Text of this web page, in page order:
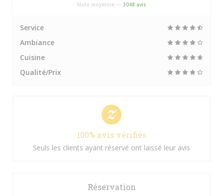
Note moyenne — 3048 avis
Service
Ambiance
Cuisine
Qualité/Prix
100% avis vérifiés
Seuls les clients ayant réservé ont laissé leur avis
Réservation